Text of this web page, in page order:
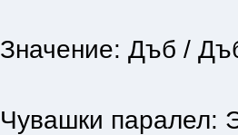
Значение: Дъб /
Чувашки паралел: